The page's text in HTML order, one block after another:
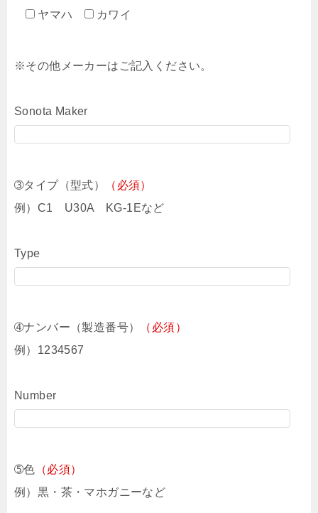
ヤマハ
カワイ
※その他メーカーはご記入ください。
Sonota Maker
➂タイプ（型式）
（必須）
例）C1 U30A KG-1Eなど
Type
➃ナンバー（製造番号）
（必須）
例）1234567
Number
➄色 （必須）
例）黒・茶・マホガニーなど